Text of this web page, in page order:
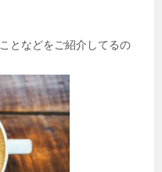
となどをご紹介してるの